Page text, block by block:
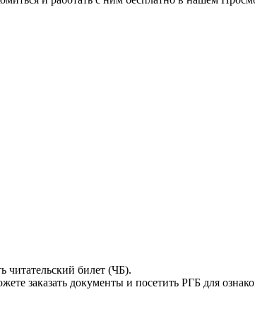
читательский билет (ЧБ).
заказать документы и посетить РГБ для